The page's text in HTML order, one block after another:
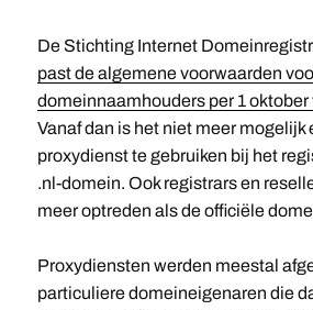
De Stichting Internet
past de algemene voorwaarden
domeinnaamhouders per 1 oktober
Vanaf dan is het niet meer mogelijk
proxydienst te gebruiken bij het
.nl-domein. Ook registrars en
meer optreden als de officiële
Proxydiensten werden meestal
particuliere domeineigenaren die